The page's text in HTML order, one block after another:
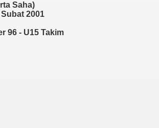
Saha)
2001
96 - U15 Takim